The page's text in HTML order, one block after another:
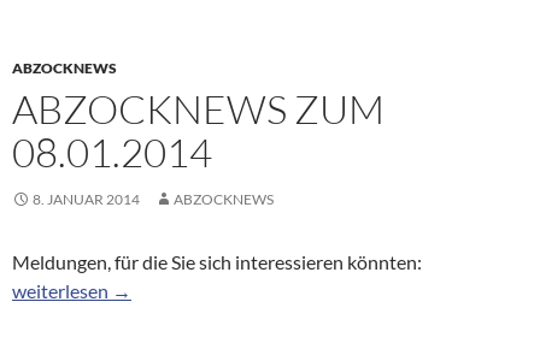
ABZOCKNEWS
ABZOCKNEWS ZUM
08.01.2014
8. JANUAR 2014 ABZOCKNEWS
Meldungen, für die Sie sich interessieren könnten:
Abzocknews zum 08.01.2014
weiterlesen →